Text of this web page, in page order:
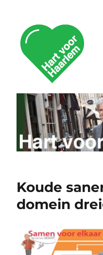
Hart voor
Koude
domein